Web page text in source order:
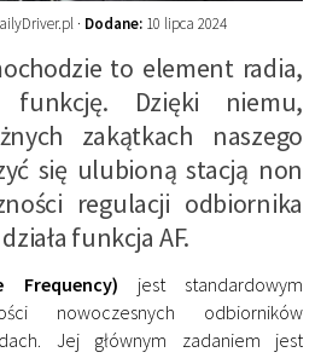
· Dodane: 10 lipca 2024
to element radia,
funkcję. Dzięki niemu,
zakątkach naszego
się ulubioną stacją non
regulacji odbiornika
funkcja AF.
Frequency) jest standardowym
nowoczesnych odbiorników
Jej głównym zadaniem jest